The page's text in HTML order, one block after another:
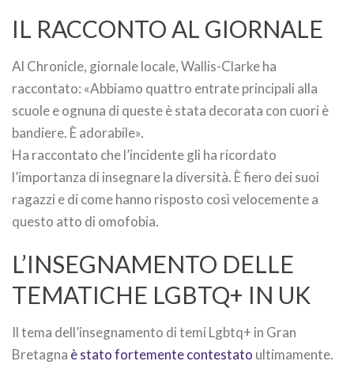
IL RACCONTO AL GIORNALE
Al Chronicle, giornale locale, Wallis-Clarke ha
raccontato: «Abbiamo quattro entrate principali alla
scuole e ognuna di queste è stata decorata con cuori è
bandiere. È adorabile».
Ha raccontato che l’incidente gli ha ricordato
l’importanza di insegnare la diversità. È fiero dei suoi
ragazzi e di come hanno risposto così velocemente a
questo atto di omofobia.
L’INSEGNAMENTO DELLE
TEMATICHE LGBTQ+ IN UK
Il tema dell’insegnamento di temi Lgbtq+ in Gran
Bretagna è stato fortemente contestato ultimamente.